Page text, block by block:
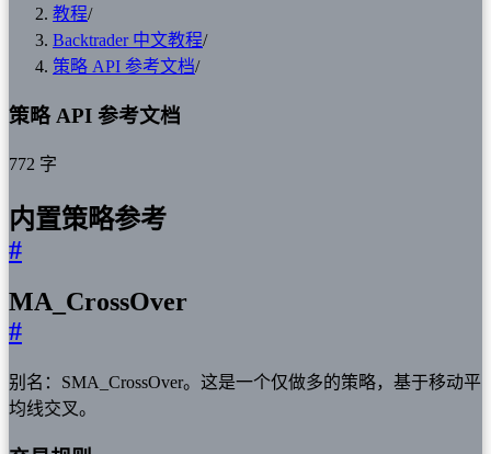
教程/
Backtrader 中文教程/
策略 API 参考文档/
策略 API 参考文档
772 字
内置策略参考
#
MA_CrossOver
#
别名：SMA_CrossOver。这是一个仅做多的策略，基于移动平
均线交叉。